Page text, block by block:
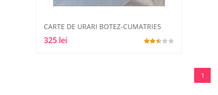
CARTE DE URARI BOTEZ-CUMATRIE5
325 lei
1